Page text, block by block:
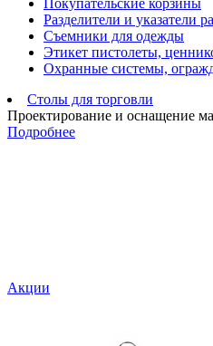
Разделители и указатели
Съемники для одежды
Этикет пистолеты,
Охранные системы,
Столы для торговли
Проектирование и оснащение
Подробнее
Акции